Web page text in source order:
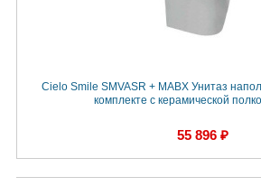
Cielo Smile SMVASR + MABX Унитаз
комплекте с керамической
55 896 ₽